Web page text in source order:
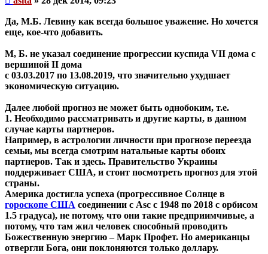
сообщение
Да, М.Б. Левину как всегда большое уважение. Но хочется
еще, кое-что добавить.
М, Б. не указал соединение прогрессии куспида VII дома с
вершиной II дома
с 03.03.2017 по 13.08.2019, что значительно ухудшает
экономическую ситуацию.
Далее любой прогноз не может быть однобоким, т.е.
1. Необходимо рассматривать и другие карты, в данном
случае карты партнеров.
Например, в астрологии личности при прогнозе переезда
семьи, мы всегда смотрим натальные карты обоих
партнеров. Так и здесь. Правительство Украины
поддерживает США, и стоит посмотреть прогноз для этой
страны.
Америка достигла успеха (прогрессивное Солнце в
гороскопе США соединении с Asc c 1948 по 2018 с орбисом
1.5 градуса), не потому, что они такие предприимчивые, а
потому, что там жил человек способный проводить
Божественную энергию – Марк Профет. Но американцы
отвергли Бога, они поклоняются только доллару.